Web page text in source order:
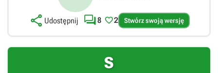
 Udostępnij 8 2 Stwórz swoją wersję
S